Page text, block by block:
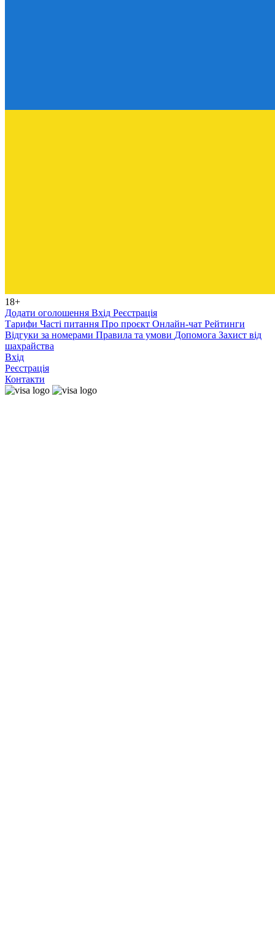
18+
Додати оголошення Вхід Реєстрація
Тарифи Часті питання Про проєкт Онлайн-чат Рейтинги
Відгуки за номерами Правила та умови Допомога Захист від
шахрайства
Вхід
Реєстрація
Контакти